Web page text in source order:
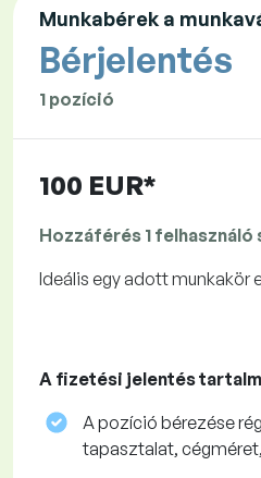
Munkabérek a
Bérjelentés
1 pozíció
100 EUR*
Hozzáférés 1 felhasználó
Ideális egy adott munkakör
A fizetési jelentés
A pozíció bérezése
tapasztalat,